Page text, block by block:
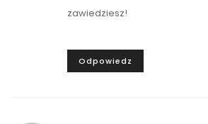
zawiedziesz!
Odpowiedz